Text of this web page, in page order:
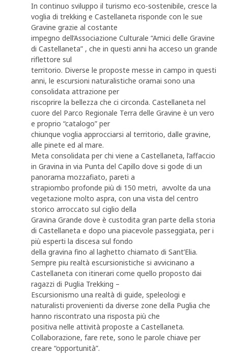
In continuo sviluppo il turismo eco-sostenibile, cresce la
voglia di trekking e Castellaneta risponde con le sue
Gravine grazie al costante
impegno dell’Associazione Culturale “Amici delle Gravine
di Castellaneta” , che in questi anni ha acceso un grande
riflettore sul
territorio. Diverse le proposte messe in campo in questi
anni, le escursioni naturalistiche oramai sono una
consolidata attrazione per
riscoprire la bellezza che ci circonda. Castellaneta nel
cuore del Parco Regionale Terra delle Gravine è un vero
e proprio “catalogo” per
chiunque voglia approcciarsi al territorio, dalle gravine,
alle pinete ed al mare.
Meta consolidata per chi viene a Castellaneta, l’affaccio
in Gravina in via Punta del Capillo dove si gode di un
panorama mozzafiato, pareti a
strapiombo profonde più di 150 metri, avvolte da una
vegetazione molto aspra, con una vista del centro
storico arroccato sul ciglio della
Gravina Grande dove è custodita gran parte della storia
di Castellaneta e dopo una piacevole passeggiata, per i
più esperti la discesa sul fondo
della gravina fino al laghetto chiamato di Sant’Elia.
Sempre piu realtà escursionistiche si avvicinano a
Castellaneta con itinerari come quello proposto dai
ragazzi di Puglia Trekking –
Escursionismo una realtà di guide, speleologi e
naturalisti provenienti da diverse zone della Puglia che
hanno riscontrato una risposta più che
positiva nelle attività proposte a Castellaneta.
Collaborazione, fare rete, sono le parole chiave per
creare “opportunità”.